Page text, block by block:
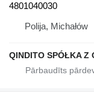
4801040030
Polija, Michałów